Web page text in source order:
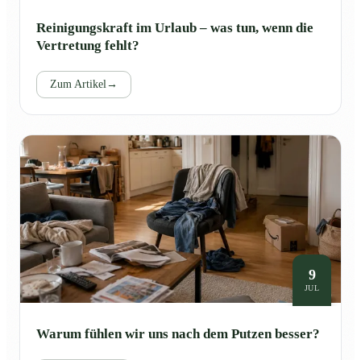
Reinigungskraft im Urlaub – was tun, wenn die
Vertretung fehlt?
Zum Artikel →
9
JUL
Warum fühlen wir uns nach dem Putzen besser?